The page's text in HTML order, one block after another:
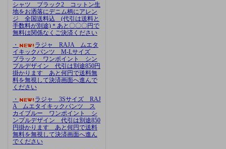
シャツ ブラック2 コットン生
地をお洒落にデニム柄にアレン
ジ 全国送料込 (代引は送料と
手数料が別途)＊あと〇〇〇円で
無料は関係なくご決済ください
・
ラジャ RAJA ムエタ
イキックパンツ M-Lサイズ
ブラック ワンポイント シン
プルデザイン 代引は別途850円
掛かります あと何円で送料無
料を無視して決済画面へ進んで
ください
・
ラジャ 3Sサイズ RAJ
A ムエタイキックパンツ ス
カイブルー ワンポイント シ
ンプルデザイン 代引は別途850
円掛かります あと何円で送料
無料を無視して決済画面へ進ん
でください